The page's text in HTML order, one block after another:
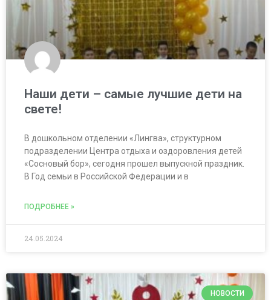
Наши дети – самые лучшие дети на
свете!
В дошкольном отделении «Лингва», структурном
подразделении Центра отдыха и оздоровления детей
«Сосновый бор», сегодня прошел выпускной праздник.
В Год семьи в Российской Федерации и в
ПОДРОБНЕЕ »
24.05.2024
НОВОСТИ